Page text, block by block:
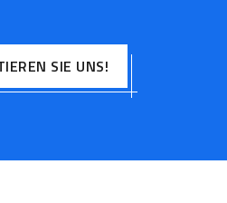
SIE UNS!